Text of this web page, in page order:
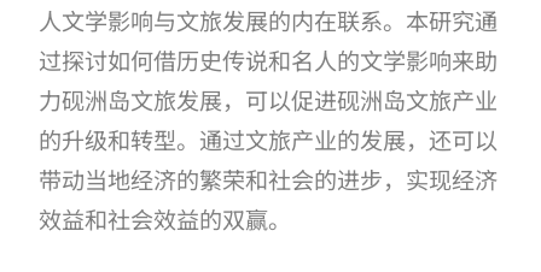
人文学影响与文旅发展的内在联系。本研究通
过探讨如何借历史传说和名人的文学影响来助
力砚洲岛文旅发展，可以促进砚洲岛文旅产业
的升级和转型。通过文旅产业的发展，还可以
带动当地经济的繁荣和社会的进步，实现经济
效益和社会效益的双赢。